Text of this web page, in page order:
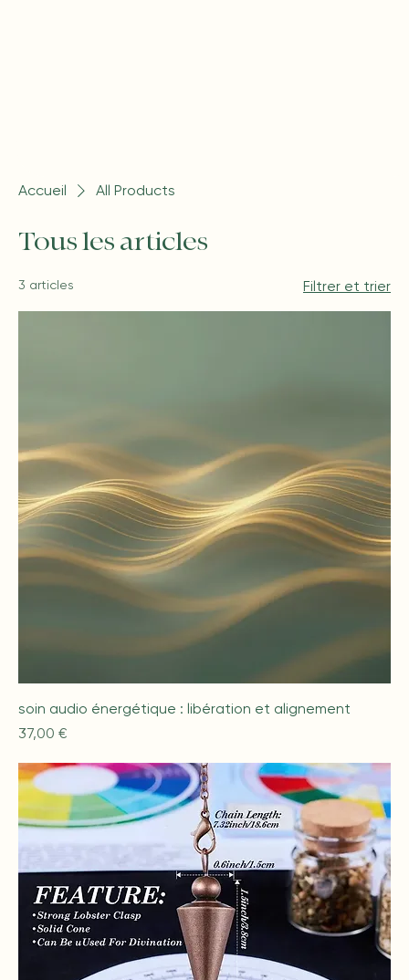
Accueil All Products
Tous les articles
3 articles Filtrer et trier
soin audio énergétique : libération et alignement
Prix
37,00 €